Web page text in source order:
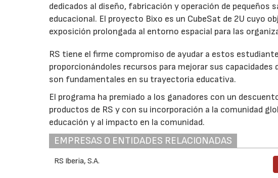
dedicados al diseño, fabricación y operación de
educacional. El proyecto Bixo es un CubeSat de 2U cuyo
exposición prolongada al entorno espacial para las
RS tiene el firme compromiso de ayudar a estos
proporcionándoles recursos para mejorar sus
son fundamentales en su trayectoria educativa.
El programa ha premiado a los ganadores con un
productos de RS y con su incorporación a la comunidad
educación y al impacto en la comunidad.
EMPRESAS O ENTIDADES RELACIONADAS
RS Iberia, S.A.